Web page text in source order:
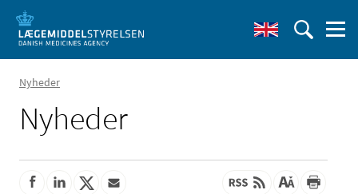
Nyheder
Nyheder